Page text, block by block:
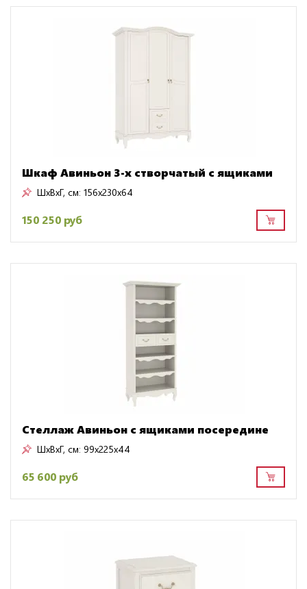
Шкаф Авиньон 3-х створчатый с ящиками
ШxВxГ, см: 156x230x64
150 250 руб
Стеллаж Авиньон с ящиками посередине
ШxВxГ, см: 99x225x44
65 600 руб